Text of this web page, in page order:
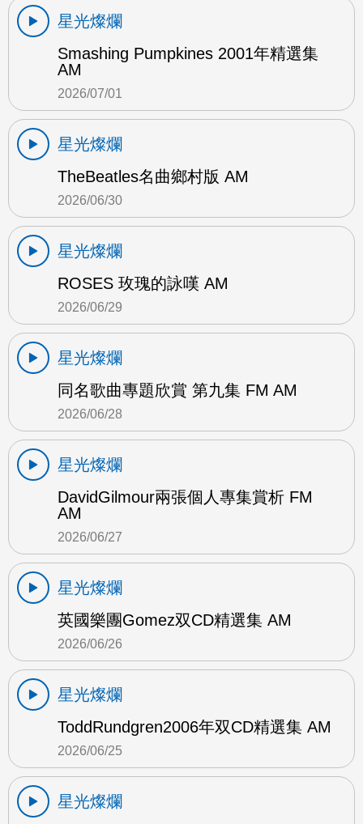
星光燦爛
Smashing Pumpkines 2001年精選集
AM
2026/07/01
星光燦爛
TheBeatles名曲鄉村版 AM
2026/06/30
星光燦爛
ROSES 玫瑰的詠嘆 AM
2026/06/29
星光燦爛
同名歌曲專題欣賞 第九集 FM AM
2026/06/28
星光燦爛
DavidGilmour兩張個人專集賞析 FM
AM
2026/06/27
星光燦爛
英國樂團Gomez双CD精選集 AM
2026/06/26
星光燦爛
ToddRundgren2006年双CD精選集 AM
2026/06/25
星光燦爛